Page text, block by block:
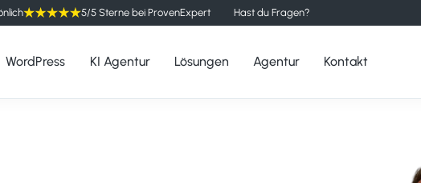
5/5 Sterne bei ProvenExpert Hast du Fragen?
WordPress KI Agentur Lösungen Agentur Kontakt